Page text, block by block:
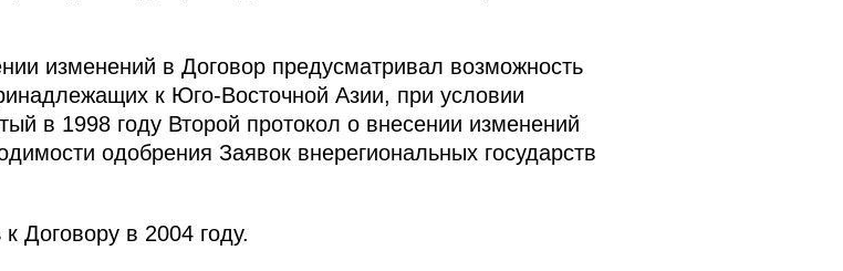
изменений в Договор предусматривал возможность
к Юго-Восточной Азии, при условии
в 1998 году Второй протокол о внесении изменений
одобрения Заявок внерегиональных государств
Договору в 2004 году.